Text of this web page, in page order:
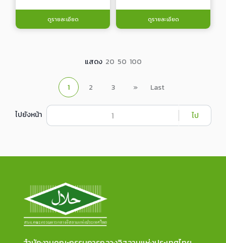
ดูรายละเอียด ดูรายละเอียด
แสดง 20 50 100
1 2 3 » Last
ไปยังหน้า ไป